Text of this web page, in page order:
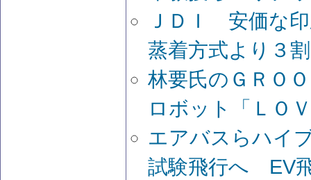
ＪＤＩ 安価な
蒸着方式より３
林要氏のＧＲ
ロボット「ＬＯ
エアバスらハイ
試験飛行へ EV